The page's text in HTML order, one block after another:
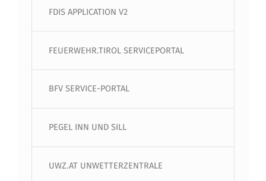
FDIS APPLICATION V2
FEUERWEHR.TIROL SERVICEPORTAL
BFV SERVICE-PORTAL
PEGEL INN UND SILL
UWZ.AT UNWETTERZENTRALE